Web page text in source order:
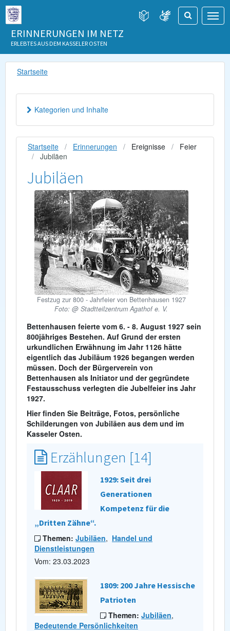
ERINNERUNGEN IM NETZ
ERLEBTES AUS DEM KASSELER OSTEN
Startseite
Startseite Erinnerungen Ereignisse
Feier
Jubiläen
Jubiläen
Festzug zur 800 - Jahrfeier von Bettenhausen 1927
Foto: @ Stadtteilzentrum Agathof e. V.
Bettenhausen feierte vom 6. - 8. August 1927 sein
800jähriges Bestehen. Auf Grund der ersten
urkundlichen Erwähnung im Jahr 1126 hätte
eigentlich das Jubiläum 1926 begangen werden
müssen. Doch der Bürgerverein von
Bettenhausen als Initiator und der gegründete
Festausschuss verlegten die Jubelfeier ins Jahr
1927.
Hier finden Sie Beiträge, Fotos, persönliche
Schilderungen von Jubiläen aus dem und im
Kasseler Osten.
Erzählungen [14]
1929: Seit drei
Generationen
Kompetenz für die
„Dritten Zähne“.
Themen: Jubiläen, Handel und
Dienstleistungen
Vom: 23.03.2023
1809: 200 Jahre Hessische
Patrioten
Themen: Jubiläen,
Bedeutende Persönlichkeiten
Kategorien und Inhalte